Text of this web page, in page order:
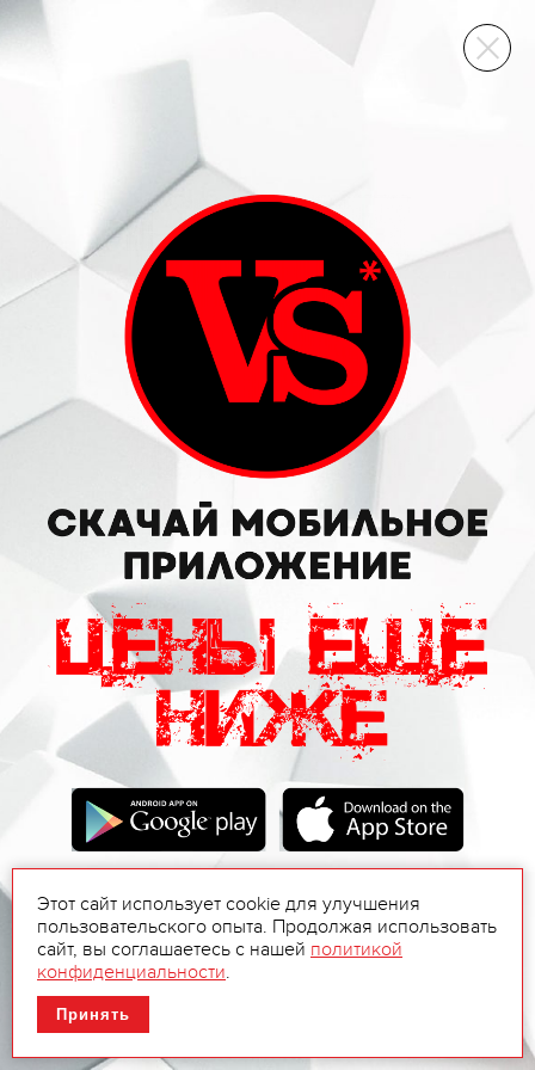
ВИННЫЙ СКЛАД
Этот сайт использует cookie для улучшения
пользовательского опыта. Продолжая использовать
сайт, вы соглашаетесь с нашей политикой
конфиденциальности.
Принять